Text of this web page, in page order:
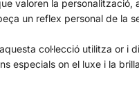
valoren la personalització,
un reflex personal de la
col·lecció utilitza or i
especials on el luxe i la